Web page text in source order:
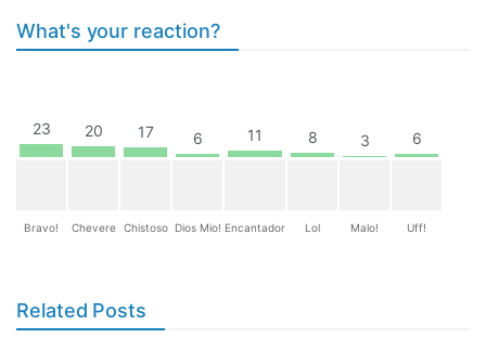
What's your reaction?
23
Bravo!
20
Chevere
17
Chistoso
6
Dios Mio!
11
Encantador
8
Lol
3
Malo!
6
Uff!
Related Posts